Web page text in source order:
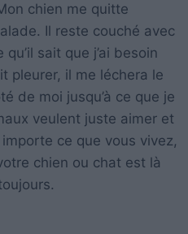
chien me quitte
Il reste couché avec
sait que j’ai besoin
pleurer, il me léchera le
de moi jusqu’à ce que je
veulent juste aimer et
importe ce que vous vivez,
chien ou chat est là